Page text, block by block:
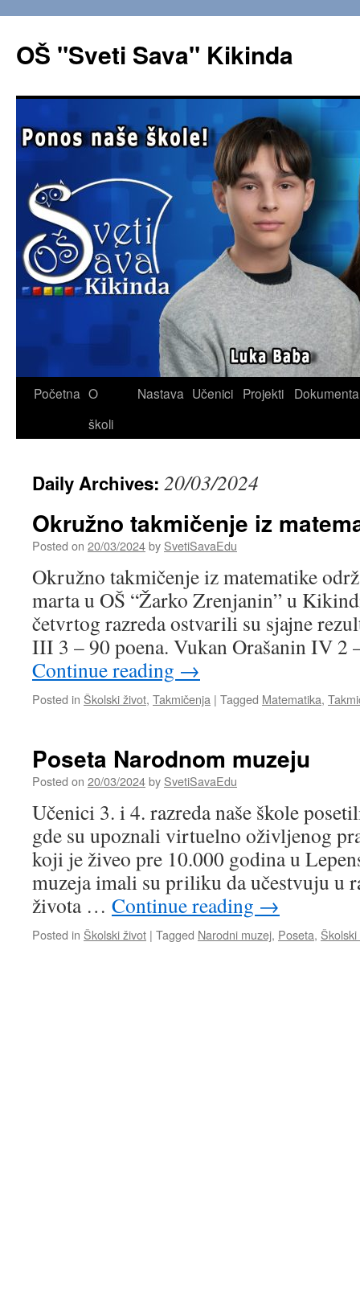
OŠ "Sveti Sava" Kikinda
Skip
Početna O
školi
Nastava Učenici Projekti Dokumenta
Daily Archives: 20/03/2024
Okružno takmičenje iz
Posted on 20/03/2024by SvetiSavaEdu
Okružno takmičenje iz matematike
marta u OŠ “Žarko Zrenjanin” u
četvrtog razreda ostvarili su sjajne
III 3 – 90 poena. Vukan Orašanin IV 2
Continue reading →
Posted in Školski život, Takmičenja | Tagged Matematika,
Poseta Narodnom muzeju
Posted on 20/03/2024by SvetiSavaEdu
Učenici 3. i 4. razreda naše škole
gde su upoznali virtuelno oživljenog
koji je živeo pre 10.000 godina u
muzeja imali su priliku da učestvuju u
života … Continue reading →
Posted in Školski život | Tagged Narodni muzej, Poseta,